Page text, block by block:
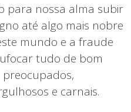
para nossa alma subir
até algo mais nobre
mundo e a fraude
tudo de bom
e carnais.